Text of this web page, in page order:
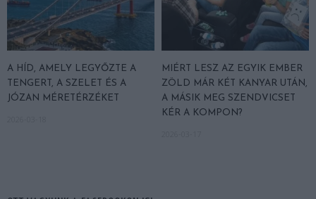
A HÍD, AMELY LEGYŐZTE A
TENGERT, A SZELET ÉS A
JÓZAN MÉRETÉRZÉKET
MIÉRT LESZ AZ EGYIK EMBER
ZÖLD MÁR KÉT KANYAR UTÁN,
A MÁSIK MEG SZENDVICSET
KÉR A KOMPON?